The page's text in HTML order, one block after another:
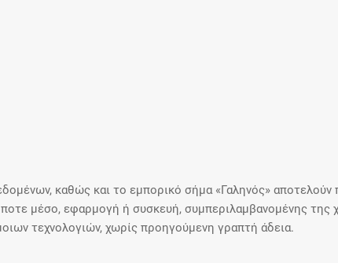
καθώς και το εμπορικό σήμα «Γαληνός» αποτελούν
μέσο, εφαρμογή ή συσκευή, συμπεριλαμβανομένης της
τεχνολογιών, χωρίς προηγούμενη γραπτή άδεια.